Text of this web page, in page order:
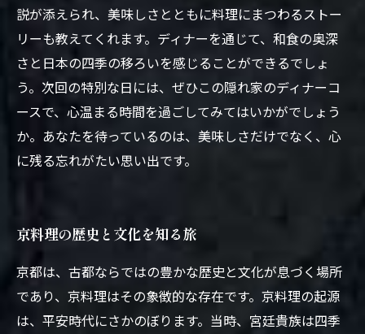
説が添えられ、美味しさとともに料理にまつわるストー
リーも教えてくれます。ディナーを通じて、和食の奥深
さと日本の四季の移ろいを感じることができるでしょ
う。次回の特別な日には、ぜひこの隠れ家のディナーコ
ースで、心温まる時間を過ごしてみてはいかがでしょう
か。あなたを待っているのは、美味しさだけでなく、心
に残る忘れがたい思い出です。
京料理の歴史と文化を知る旅
京都は、古都ならではの豊かな歴史と文化が息づく場所
であり、京料理はその象徴的な存在です。京料理の起源
は、平安時代にさかのぼります。当時、宮廷貴族は四季